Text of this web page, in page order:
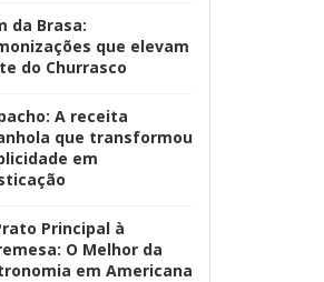
da Brasa:
que elevam
do Churrasco
A receita
que transformou
em
Principal à
O Melhor da
em Americana